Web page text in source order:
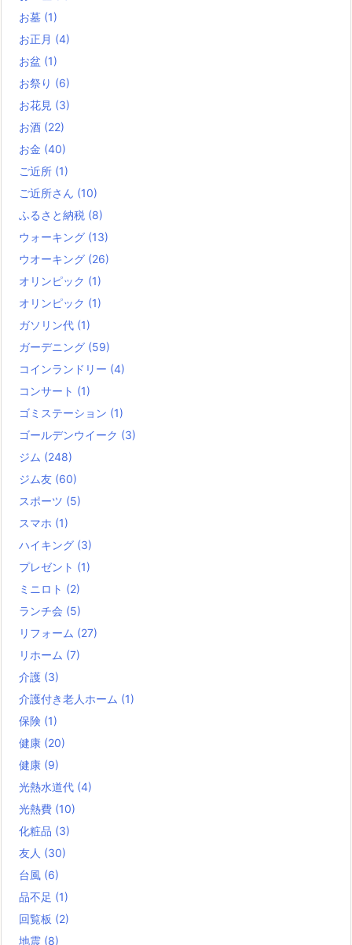
お墓 (1)
お正月 (4)
お盆 (1)
お祭り (6)
お花見 (3)
お酒 (22)
お金 (40)
ご近所 (1)
ご近所さん (10)
ふるさと納税 (8)
ウォーキング (13)
ウオーキング (26)
オリンピック (1)
オリンピック (1)
ガソリン代 (1)
ガーデニング (59)
コインランドリー (4)
コンサート (1)
ゴミステーション (1)
ゴールデンウイーク (3)
ジム (248)
ジム友 (60)
スポーツ (5)
スマホ (1)
ハイキング (3)
プレゼント (1)
ミニロト (2)
ランチ会 (5)
リフォーム (27)
リホーム (7)
介護 (3)
介護付き老人ホーム (1)
保険 (1)
健康 (20)
健康 (9)
光熱水道代 (4)
光熱費 (10)
化粧品 (3)
友人 (30)
台風 (6)
品不足 (1)
回覧板 (2)
地震 (8)